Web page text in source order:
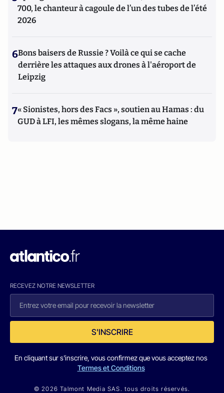
700, le chanteur à cagoule de l’un des tubes de l’été
2026
6Bons baisers de Russie ? Voilà ce qui se cache
derrière les attaques aux drones à l'aéroport de
Leipzig
7« Sionistes, hors des Facs », soutien au Hamas : du
GUD à LFI, les mêmes slogans, la même haine
RECEVEZ NOTRE NEWSLETTER
S'INSCRIRE
En cliquant sur s'inscrire, vous confirmez que vous acceptez nos
Termes et Conditions
© 2026 Talmont Media SAS. tous droits réservés.